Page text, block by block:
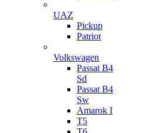
UAZ
Pickup
Patriot
Volkswagen
Passat B4
Sd
Passat B4
Sw
Amarok I
T5